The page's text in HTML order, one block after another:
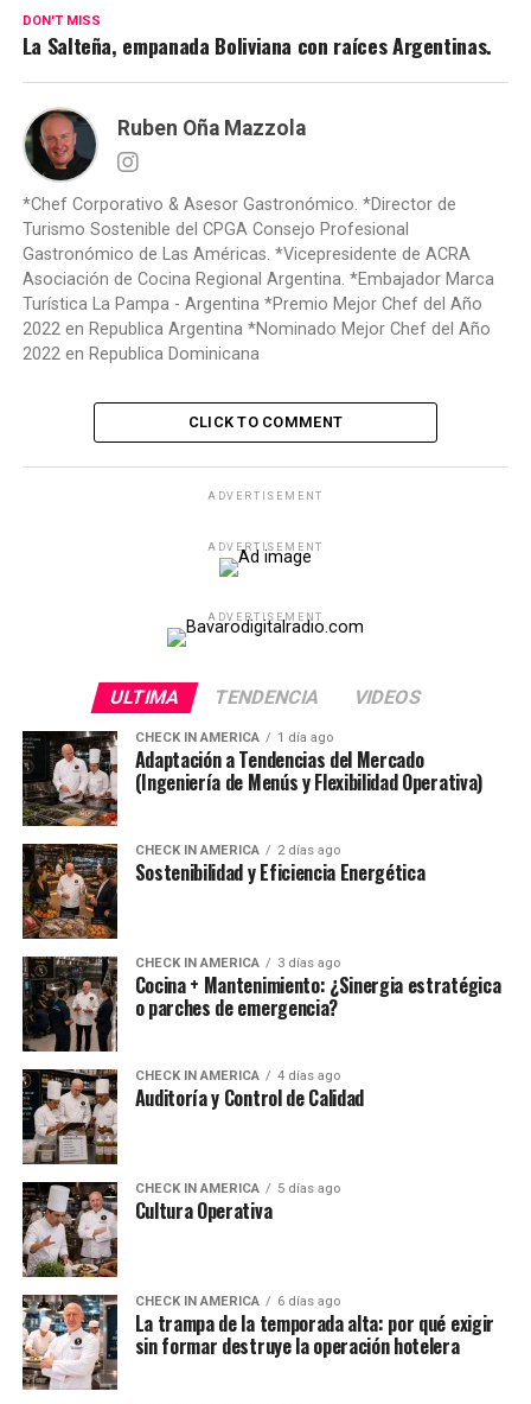
DON'T MISS
La Salteña, empanada Boliviana con raíces Argentinas.
Ruben Oña Mazzola
*Chef Corporativo & Asesor Gastronómico. *Director de
Turismo Sostenible del CPGA Consejo Profesional
Gastronómico de Las Américas. *Vicepresidente de ACRA
Asociación de Cocina Regional Argentina. *Embajador Marca
Turística La Pampa - Argentina *Premio Mejor Chef del Año
2022 en Republica Argentina *Nominado Mejor Chef del Año
2022 en Republica Dominicana
CLICK TO COMMENT
ADVERTISEMENT
ADVERTISEMENT
ADVERTISEMENT
ULTIMA TENDENCIA VIDEOS
CHECK IN AMERICA 1 día ago
Adaptación a Tendencias del Mercado
(Ingeniería de Menús y Flexibilidad Operativa)
CHECK IN AMERICA 2 días ago
Sostenibilidad y Eficiencia Energética
CHECK IN AMERICA 3 días ago
Cocina + Mantenimiento: ¿Sinergia estratégica
o parches de emergencia?
CHECK IN AMERICA 4 días ago
Auditoría y Control de Calidad
CHECK IN AMERICA 5 días ago
Cultura Operativa
CHECK IN AMERICA 6 días ago
La trampa de la temporada alta: por qué exigir
sin formar destruye la operación hotelera